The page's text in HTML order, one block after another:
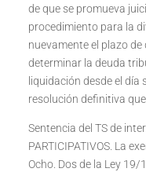
de que se promueva
procedimiento para la
nuevamente el plazo
determinar la deuda
liquidación desde el día
resolución definitiva
Sentencia del TS de
PARTICIPATIVOS. La
Ocho. Dos de la Ley